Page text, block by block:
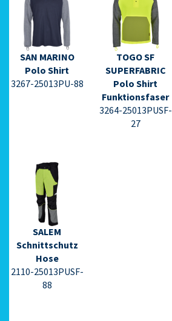
SAN MARINO
Polo Shirt
3267-25013PU-88
⇩
Datenblatt PDF
⇩
TOGO SF
SUPERFABRIC
Polo Shirt
Funktionsfaser
3264-25013PUSF-
27
Datenblatt PDF
⇩
SALEM
Schnittschutz
Hose
2110-25013PUSF-
88
⇩
Datenblatt PDF
⇩